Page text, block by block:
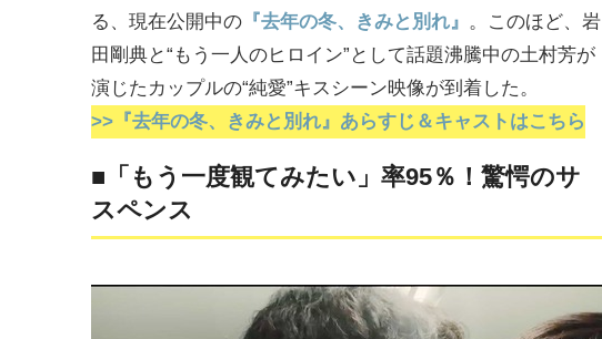
る、現在公開中の 『去年の冬、きみと別れ』 。このほど、岩
田剛典と“もう一人のヒロイン”として話題沸騰中の土村芳が
演じたカップルの“純愛”キスシーン映像が到着した。
>>『去年の冬、きみと別れ』あらすじ＆キャストはこちら
■「もう一度観てみたい」率95％！驚愕のサ
スペンス